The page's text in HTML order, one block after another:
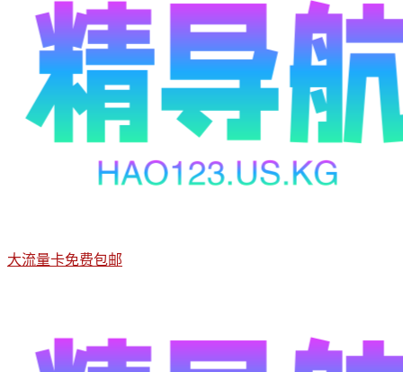
大流量卡免费包邮